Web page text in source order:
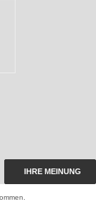
IHRE MEINUNG